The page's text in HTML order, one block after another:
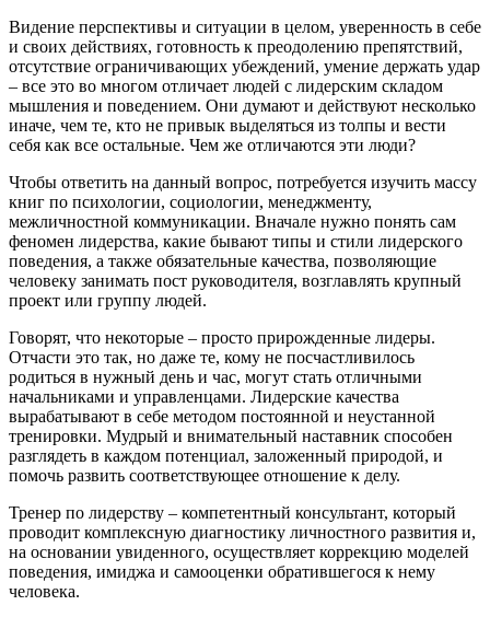
Видение перспективы и ситуации в целом, уверенность в себе
и своих действиях, готовность к преодолению препятствий,
отсутствие ограничивающих убеждений, умение держать удар
– все это во многом отличает людей с лидерским складом
мышления и поведением. Они думают и действуют несколько
иначе, чем те, кто не привык выделяться из толпы и вести
себя как все остальные. Чем же отличаются эти люди?
Чтобы ответить на данный вопрос, потребуется изучить массу
книг по психологии, социологии, менеджменту,
межличностной коммуникации. Вначале нужно понять сам
феномен лидерства, какие бывают типы и стили лидерского
поведения, а также обязательные качества, позволяющие
человеку занимать пост руководителя, возглавлять крупный
проект или группу людей.
Говорят, что некоторые – просто прирожденные лидеры.
Отчасти это так, но даже те, кому не посчастливилось
родиться в нужный день и час, могут стать отличными
начальниками и управленцами. Лидерские качества
вырабатывают в себе методом постоянной и неустанной
тренировки. Мудрый и внимательный наставник способен
разглядеть в каждом потенциал, заложенный природой, и
помочь развить соответствующее отношение к делу.
Тренер по лидерству – компетентный консультант, который
проводит комплексную диагностику личностного развития и,
на основании увиденного, осуществляет коррекцию моделей
поведения, имиджа и самооценки обратившегося к нему
человека.